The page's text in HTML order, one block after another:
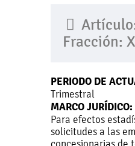
Fracción:
PERIODO DE
Trimestral
MARCO JURÍDICO:
Para efectos
solicitudes a las
concesionarias de